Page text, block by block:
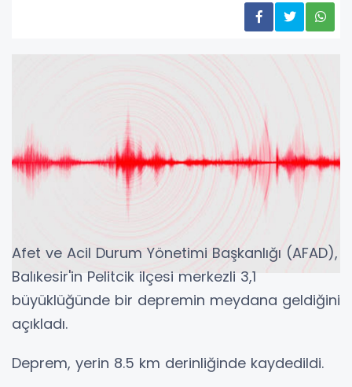
Afet ve Acil Durum Yönetimi Başkanlığı (AFAD),
Balıkesir'in Pelitcik ilçesi merkezli 3,1
büyüklüğünde bir depremin meydana geldiğini
açıkladı.
Deprem, yerin 8.5 km derinliğinde kaydedildi.